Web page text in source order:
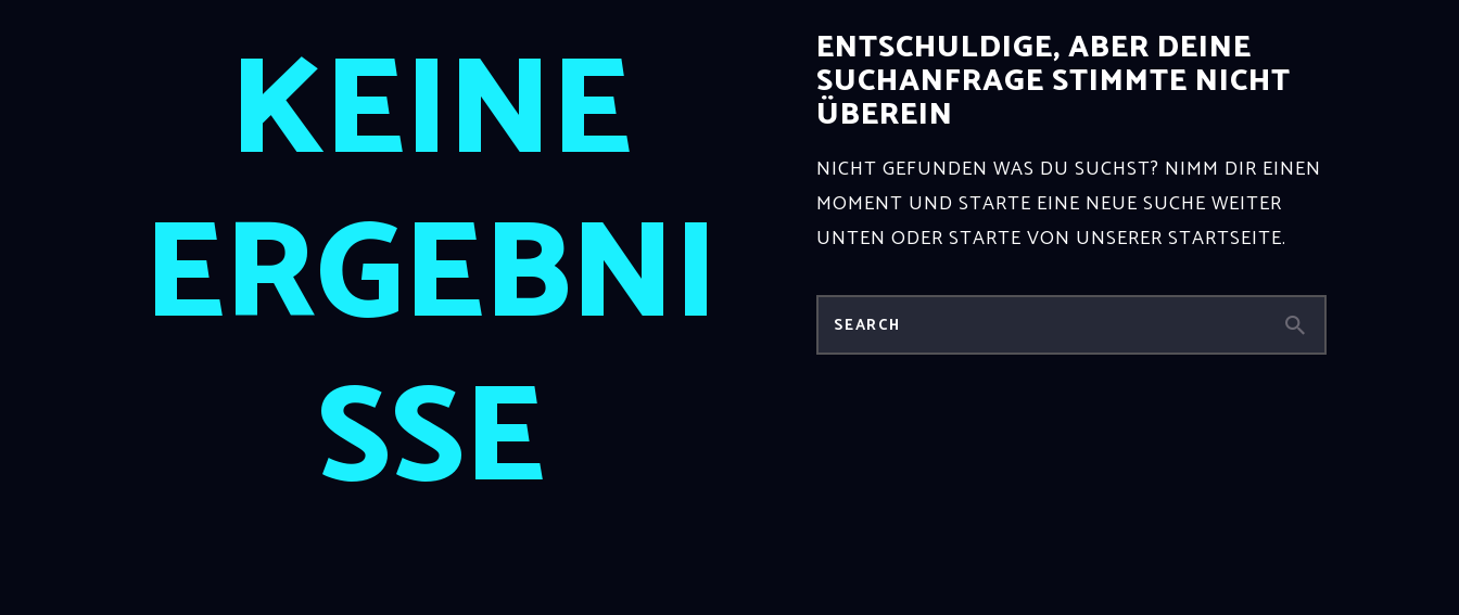
KEINE
ERGEBNI
SSE
ENTSCHULDIGE, ABER DEINE
SUCHANFRAGE STIMMTE NICHT
ÜBEREIN
NICHT GEFUNDEN WAS DU SUCHST? NIMM DIR EINEN
MOMENT UND STARTE EINE NEUE SUCHE WEITER
UNTEN ODER STARTE VON UNSERER STARTSEITE.